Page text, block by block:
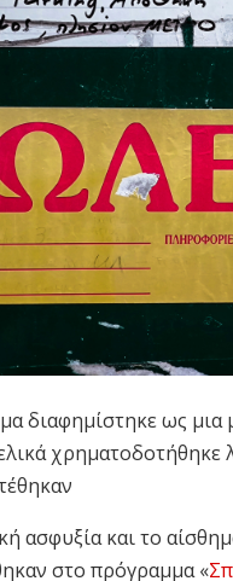
διαφημίστηκε ως μια
ασφυξία και το
στο πρόγραμμα «